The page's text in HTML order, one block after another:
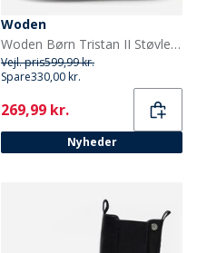
Woden
Woden Børn Tristan II Støvler 010 Navy
Vejl. pris599,99 kr.
Spare330,00 kr.
Current
269,99 kr.
Nyheder